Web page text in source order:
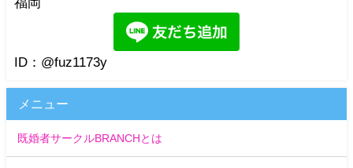
ID：@fuz1173y
メニュー
既婚者サークルBRANCHとは